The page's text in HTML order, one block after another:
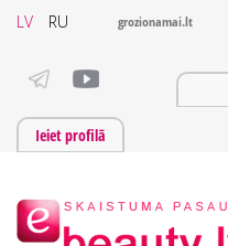
LV RU grozionamai.lt
Ieiet profilā